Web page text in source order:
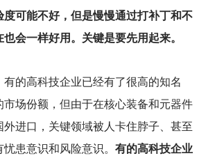
度可能不好，但是慢慢通过打补丁和不
会一样好用。关键是要先用起来。
的高科技企业已经有了很高的知名
市场份额，但由于在核心装备和元器件
外进口，关键领域被人卡住脖子、甚至
患意识和风险意识。 有的高科技企业